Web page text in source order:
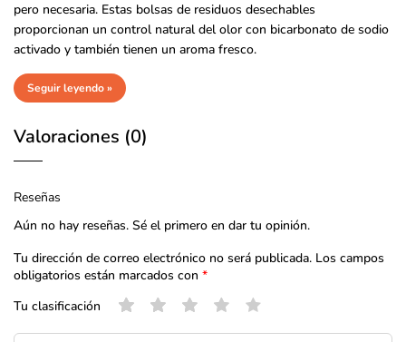
pero necesaria. Estas bolsas de residuos desechables
proporcionan un control natural del olor con bicarbonato de sodio
activado y también tienen un aroma fresco.
Seguir leyendo »
Valoraciones (0)
Reseñas
Aún no hay reseñas. Sé el primero en dar tu opinión.
Tu dirección de correo electrónico no será publicada. Los campos
obligatorios están marcados con *
Tu clasificación